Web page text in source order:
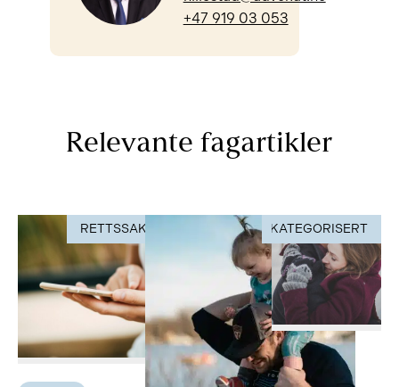
+47 919 03 053
Relevante fagartikler
RETTSSAK RETTSSAK
UKATEGORISERT
FAMILIE